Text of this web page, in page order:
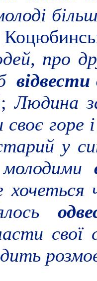
про
Людина
своє горе
у